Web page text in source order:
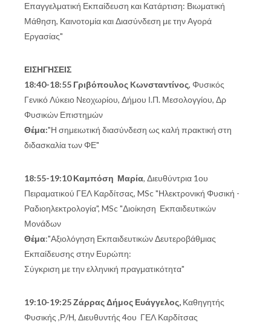
Επαγγελματική Εκπαίδευση και Κατάρτιση: Βιωματική
Μάθηση, Καινοτομία και Διασύνδεση με την Αγορά
Εργασίας"
ΕΙΣΗΓΗΣΕΙΣ
18:40-18:55 Γριβόπουλος Kωνσταντίνος, Φυσικός
Γενικό Λύκειο Νεοχωρίου, Δήμου Ι.Π. Μεσολογγίου, Δρ
Φυσικών Επιστημών
Θέμα:"Η σημειωτική διασύνδεση ως καλή πρακτική στη
διδασκαλία των ΦΕ"
18:55-19:10 Καμπόση Μαρία, Διευθύντρια 1ου
Πειραματικού ΓΕΛ Καρδίτσας, MSc "Ηλεκτρονική Φυσική -
Ραδιοηλεκτρολογία", MSc "Διοίκηση Εκπαιδευτικών
Μονάδων
Θέμα:"Αξιολόγηση Εκπαιδευτικών Δευτεροβάθμιας
Εκπαίδευσης στην Ευρώπη:
Σύγκριση με την ελληνική πραγματικότητα"
19:10-19:25 Ζάρρας Δήμος Ευάγγελος, Καθηγητής
Φυσικής ,Ρ/Η, Διευθυντής 4ου ΓΕΛ Καρδίτσας